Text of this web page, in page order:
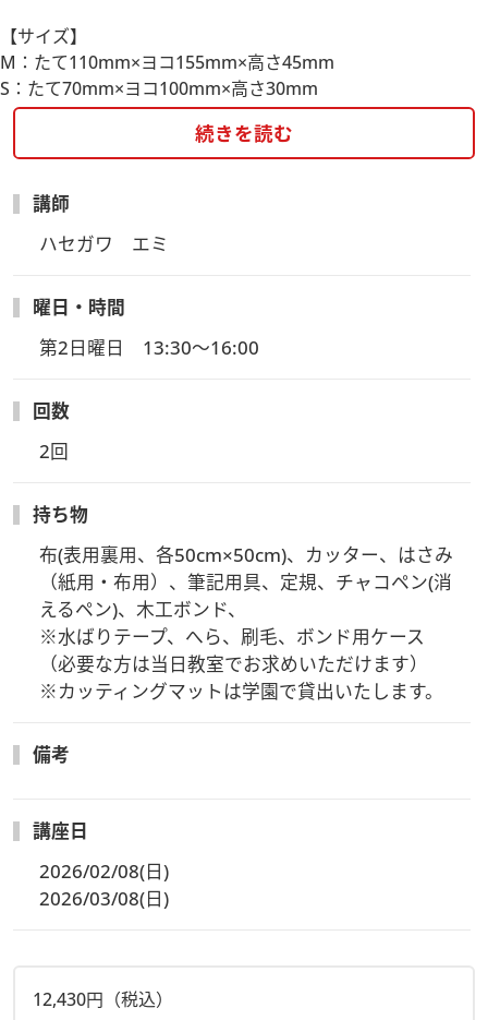
【サイズ】
M：たて110mm×ヨコ155mm×高さ45mm
S：たて70mm×ヨコ100mm×高さ30mm
続きを読む
講師
ハセガワ　エミ
曜日・時間
第2日曜日　13:30～16:00
回数
2回
持ち物
布(表用裏用、各50cm×50cm)、カッター、はさみ
（紙用・布用）、筆記用具、定規、チャコペン(消
えるペン)、木工ボンド、
※水ばりテープ、へら、刷毛、ボンド用ケース
（必要な方は当日教室でお求めいただけます）
※カッティングマットは学園で貸出いたします。
備考
講座日
2026/02/08(日)
2026/03/08(日)
12,430円（税込）